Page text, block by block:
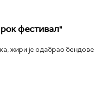
фестивал"
жири је одабрао бендове